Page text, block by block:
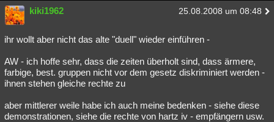
kiki1962 25.08.2008 um 08:48
ihr wollt aber nicht das alte "duell" wieder einführen -
AW - ich hoffe sehr, dass die zeiten überholt sind, dass ärmere,
farbige, best. gruppen nicht vor dem gesetz diskriminiert werden -
ihnen stehen gleiche rechte zu
aber mittlerer weile habe ich auch meine bedenken - siehe diese
demonstrationen, siehe die rechte von hartz iv - empfängern usw.